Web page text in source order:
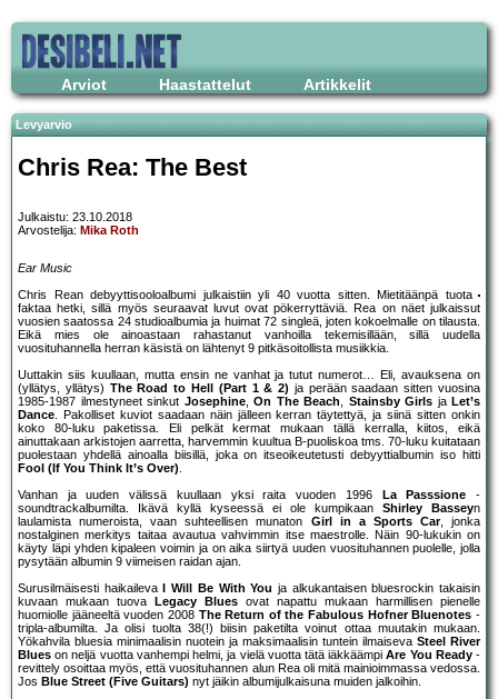
Arviot Haastattelut Artikkelit
Levyarvio
Chris Rea: The Best
Julkaistu: 23.10.2018
Arvostelija: Mika Roth
Ear Music
Chris Rean debyyttisooloalbumi julkaistiin yli 40 vuotta sitten. Mietitäänpä tuota
faktaa hetki, sillä myös seuraavat luvut ovat pökerryttäviä. Rea on näet julkaissut
vuosien saatossa 24 studioalbumia ja huimat 72 singleä, joten kokoelmalle on tilausta.
Eikä mies ole ainoastaan rahastanut vanhoilla tekemisillään, sillä uudella
vuosituhannella herran käsistä on lähtenyt 9 pitkäsoitollista musiikkia.
Uuttakin siis kuullaan, mutta ensin ne vanhat ja tutut numerot… Eli, avauksena on
(yllätys, yllätys) The Road to Hell (Part 1 & 2) ja perään saadaan sitten vuosina
1985-1987 ilmestyneet sinkut Josephine, On The Beach, Stainsby Girls ja Let’s
Dance. Pakolliset kuviot saadaan näin jälleen kerran täytettyä, ja siinä sitten onkin
koko 80-luku paketissa. Eli pelkät kermat mukaan tällä kerralla, kiitos, eikä
ainuttakaan arkistojen aarretta, harvemmin kuultua B-puoliskoa tms. 70-luku kuitataan
puolestaan yhdellä ainoalla biisillä, joka on itseoikeutetusti debyyttialbumin iso hitti
Fool (If You Think It’s Over).
Vanhan ja uuden välissä kuullaan yksi raita vuoden 1996
La Passsione -
soundtrackalbumilta. Ikävä kyllä kyseessä ei ole kumpikaan Shirley Basseyn
laulamista numeroista, vaan suhteellisen munaton Girl in a Sports Car, jonka
nostalginen merkitys taitaa avautua vahvimmin itse maestrolle. Näin 90-lukukin on
käyty läpi yhden kipaleen voimin ja on aika siirtyä uuden vuosituhannen puolelle, jolla
pysytään albumin 9 viimeisen raidan ajan.
Surusilmäisesti haikaileva
I Will Be With You ja alkukantaisen bluesrockin takaisin
kuvaan mukaan tuova
Legacy Blues ovat napattu mukaan harmillisen pienelle
huomiolle jääneeltä vuoden 2008 The Return of the Fabulous Hofner Bluenotes -
tripla-albumilta. Ja olisi tuolta 38(!) biisin paketilta voinut ottaa muutakin mukaan.
Yökahvila bluesia minimaalisin nuotein ja maksimaalisin tuntein ilmaiseva Steel River
Blues on neljä vuotta vanhempi helmi, ja vielä vuotta tätä iäkkäämpiAre You Ready-
revittely osoittaa myös, että vuosituhannen alun Rea oli mitä mainioimmassa vedossa.
Jos Blue Street (Five Guitars) nyt jäikin albumijulkaisuna muiden jalkoihin.